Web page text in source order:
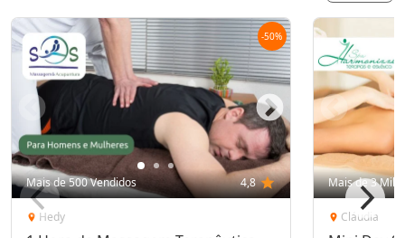
-50%
Mais de 500 Vendidos 4,8 star
location_on Hedy
Mais de 3 Mil
location_on Cláudia